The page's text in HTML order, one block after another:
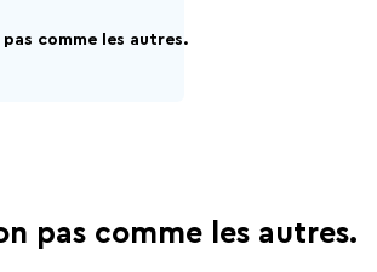
comme les autres.
pas comme les autres.